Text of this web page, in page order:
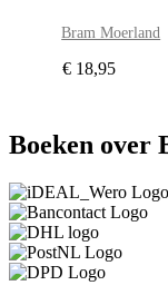
Bram Moerland
€ 18,95
Boeken over